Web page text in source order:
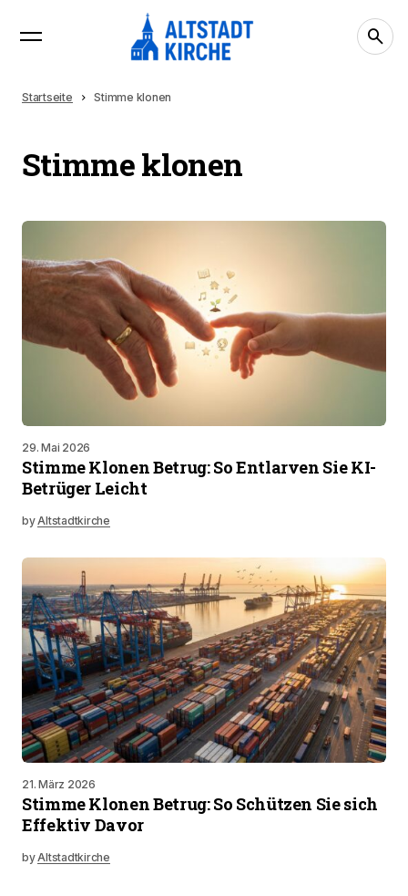
Startseite Stimme klonen
Stimme klonen
29. Mai 2026
Stimme Klonen Betrug: So Entlarven Sie KI-
Betrüger Leicht
byAltstadtkirche
21. März 2026
Stimme Klonen Betrug: So Schützen Sie sich
Effektiv Davor
byAltstadtkirche